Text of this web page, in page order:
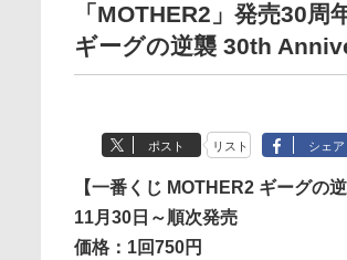
「MOTHER2」発売30
ギーグの逆襲 30th
ポスト リスト シェア
【一番くじ MOTHER2 ギーグの
11月30日～順次発売
価格：1回750円